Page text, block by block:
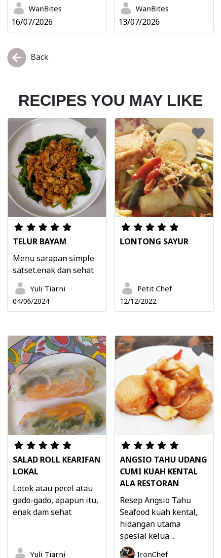
WanBites
16/07/2026
WanBites
13/07/2026
Back
RECIPES YOU MAY LIKE
TELUR BAYAM
Menu sarapan simple
satset.enak dan sehat
Yuli Tiarni
04/06/2024
LONTONG SAYUR
Petit Chef
12/12/2022
SALAD ROLL KEARIFAN
LOKAL
Lotek atau pecel atau
gado-gado, apapun itu,
enak dam sehat
Yuli Tiarni
ANGSIO TAHU UDANG
CUMI KUAH KENTAL
ALA RESTORAN
Resep Angsio Tahu
Seafood kuah kental,
hidangan utama
spesial kelua ...
IronChef